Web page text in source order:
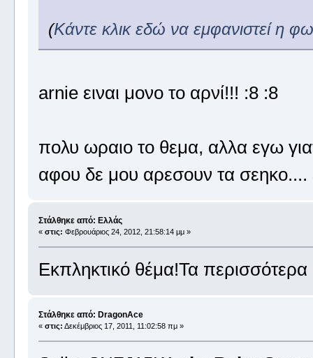
(Κάντε κλικ εδώ να εμφανιστεί η
arnie ειναι μονο το αρνί!!! :8 :8
πολυ ωραιο το θεμα, αλλα εγω
αφου δε μου αρεσουν τα σεηκο....
Στάλθηκε από: Ελλάς
« στις: Φεβρουάριος 24, 2012, 21:58:14 μμ »
Εκπληκτικό θέμα!Τα
Στάλθηκε από: DragonAce
« στις: Δεκέμβριος 17, 2011, 11:02:58 πμ »